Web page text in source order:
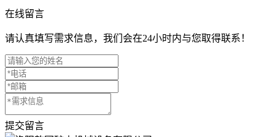
在线留言
请认真填写需求信息，我们会在24小时内与您取得联系！
提交留言